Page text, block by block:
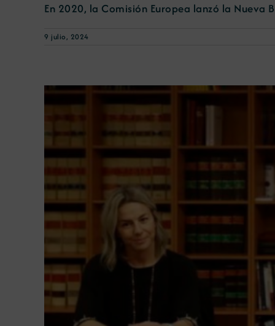
En 2020, la Comisión Europea lanzó la Nueva
9 julio, 2024